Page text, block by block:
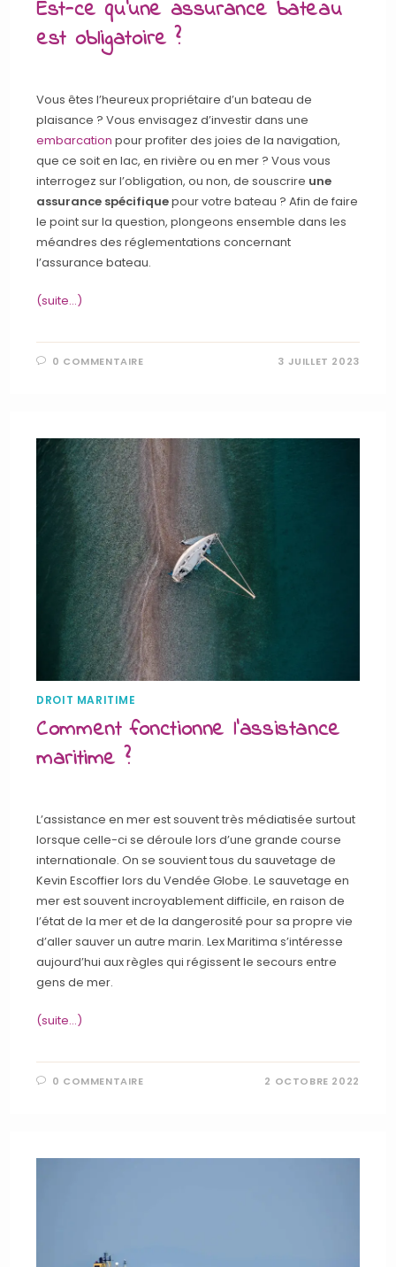
Est-ce qu’une assurance bateau
est obligatoire ?
Vous êtes l’heureux propriétaire d’un bateau de
plaisance ? Vous envisagez d’investir dans une
embarcation pour profiter des joies de la navigation,
que ce soit en lac, en rivière ou en mer ? Vous vous
interrogez sur l’obligation, ou non, de souscrire une
assurance spécifiquepour votre bateau ? Afin de faire
le point sur la question, plongeons ensemble dans les
méandres des réglementations concernant
l’assurance bateau.
(suite…)
0 COMMENTAIRE 3 JUILLET 2023
DROIT MARITIME
Comment fonctionne l’assistance
maritime ?
L’assistance en mer est souvent très médiatisée surtout
lorsque celle-ci se déroule lors d’une grande course
internationale. On se souvient tous du sauvetage de
Kevin Escoffier lors du Vendée Globe. Le sauvetage en
mer est souvent incroyablement difficile, en raison de
l’état de la mer et de la dangerosité pour sa propre vie
d’aller sauver un autre marin. Lex Maritima s’intéresse
aujourd’hui aux règles qui régissent le secours entre
gens de mer.
(suite…)
0 COMMENTAIRE 2 OCTOBRE 2022